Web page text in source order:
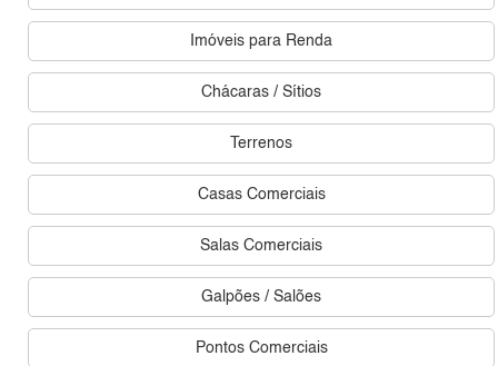
Imóveis para Renda
Chácaras / Sítios
Terrenos
Casas Comerciais
Salas Comerciais
Galpões / Salões
Pontos Comerciais